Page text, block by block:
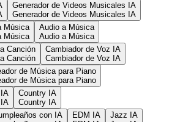
Generador de Videos Musicales IA
Generador de Videos Musicales IA
Música
Música
Audio a Música
Audio a Música
Canción
Canción
Cambiador de Voz IA
Cambiador de Voz IA
de Música para Piano
de Música para Piano
Country IA
Country IA
con IA
EDM IA
Jazz IA